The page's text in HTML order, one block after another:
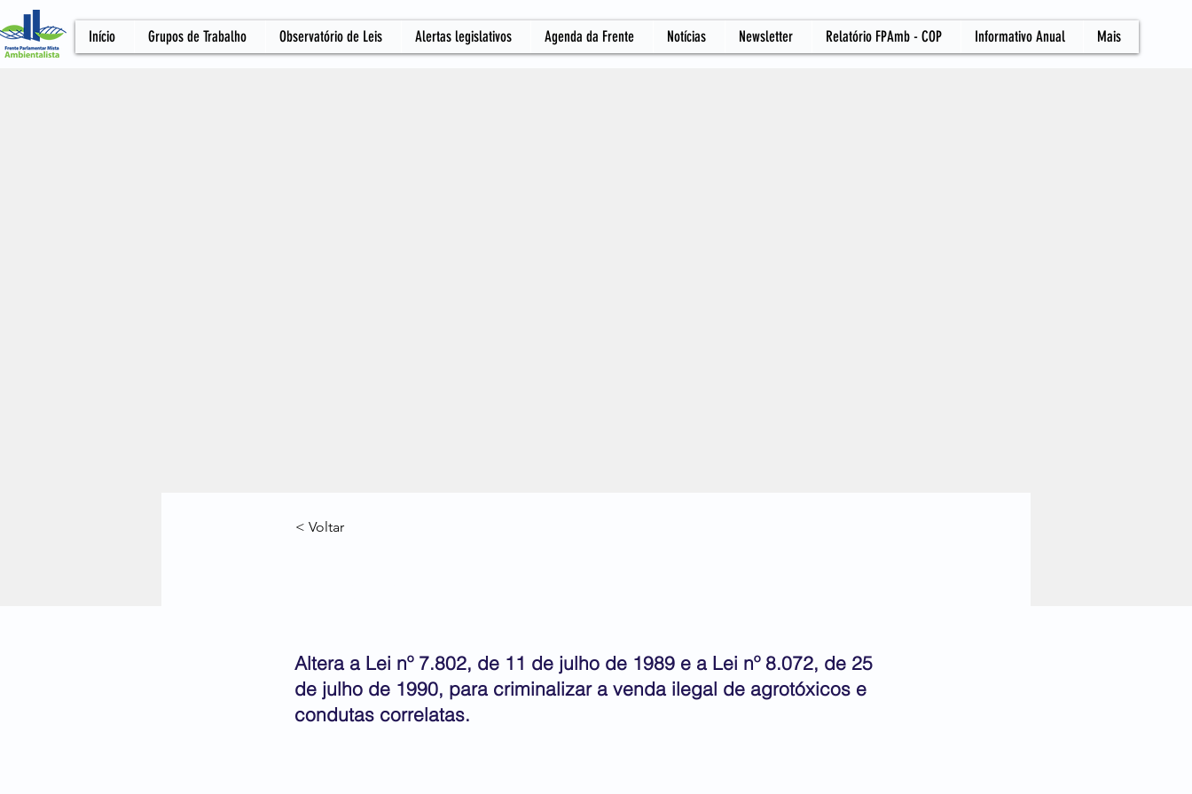
Início Grupos de Trabalho Observatório de Leis Alertas legislativos Agenda da Frente Notícias Newsletter Relatório FPAmb - COP Informativo Anual Mais
< Voltar
Altera a Lei nº 7.802, de 11 de julho de 1989 e a Lei nº 8.072, de 25
de julho de 1990, para criminalizar a venda ilegal de agrotóxicos e
condutas correlatas.